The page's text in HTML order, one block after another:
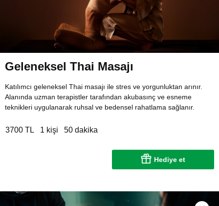
Geleneksel Thai Masajı
Katılımcı geleneksel Thai masajı ile stres ve yorgunluktan arınır.
Alanında uzman terapistler tarafından akubasınç ve esneme
teknikleri uygulanarak ruhsal ve bedensel rahatlama sağlanır.
3700 TL 1 kişi 50 dakika
Hediye et